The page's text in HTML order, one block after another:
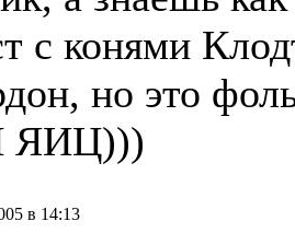
с конями
но это
в 14:13